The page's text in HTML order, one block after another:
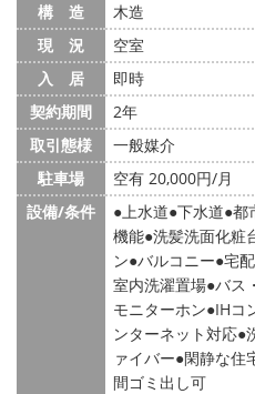
構 造
木造
現 況
空室
入 居
即時
契約期間
2年
取引態様
一般媒介
駐車場
空有 20,000円/月
設備/条件
上水道 下水道 都
機能 洗髪洗面化粧
ン バルコニー 宅
室内洗濯置場 バス
モニターホン IHコ
ンターネット対応
ァイバー 閑静な住
間ゴミ出し可